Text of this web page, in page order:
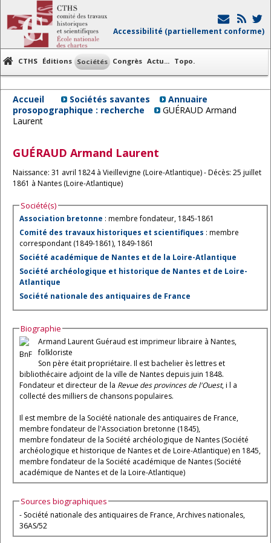
Accessibilité (partiellement conforme)
CTHS Éditions Sociétés Congrès Actu... Topo.
Accueil Sociétés savantes
Annuaire
prosopographique : recherche
GUÉRAUD Armand
Laurent
GUÉRAUD Armand Laurent
Naissance: 31 avril 1824 à Vieillevigne (Loire-Atlantique) - Décès: 25 juillet
1861 à Nantes (Loire-Atlantique)
Société(s)
Association bretonne : membre fondateur, 1845-1861
Comité des travaux historiques et scientifiques : membre
correspondant (1849-1861), 1849-1861
Société académique de Nantes et de la Loire-Atlantique
Société archéologique et historique de Nantes et de Loire-
Atlantique
Société nationale des antiquaires de France
Biographie
BnF
Armand Laurent Guéraud est imprimeur libraire à Nantes,
folkloriste
Son père était propriétaire. Il est bachelier ès lettres et
bibliothécaire adjoint de la ville de Nantes depuis juin 1848.
Fondateur et directeur de la Revue des provinces de l'Ouest, i l a
collecté des milliers de chansons populaires.
Il est membre de la Société nationale des antiquaires de France,
membre fondateur de l'Association bretonne (1845),
membre fondateur de la Société archéologique de Nantes (Société
archéologique et historique de Nantes et de Loire-Atlantique) en 1845,
membre fondateur de la Société académique de Nantes (Société
académique de Nantes et de la Loire-Atlantique)
Sources biographiques
- Société nationale des antiquaires de France, Archives nationales,
36AS/52